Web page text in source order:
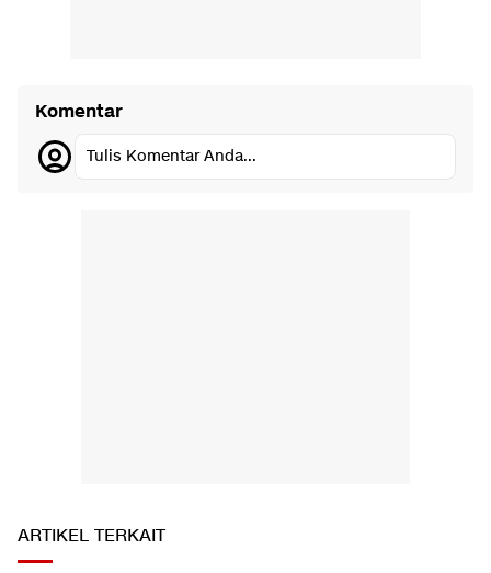
Komentar
Tulis Komentar Anda...
ARTIKEL TERKAIT